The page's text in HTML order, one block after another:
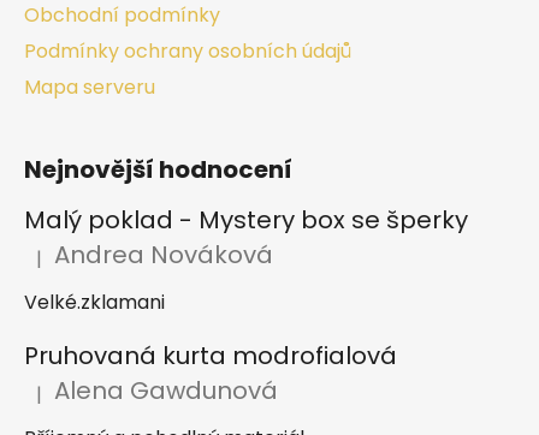
Obchodní podmínky
Podmínky ochrany osobních údajů
Mapa serveru
Nejnovější hodnocení
Malý poklad - Mystery box se šperky
Hodnocení produktu je 2 z 5 hvězdiček.
| Andrea Nováková
Velké.zklamani
Pruhovaná kurta modrofialová
Hodnocení produktu je 5 z 5 hvězdiček.
| Alena Gawdunová